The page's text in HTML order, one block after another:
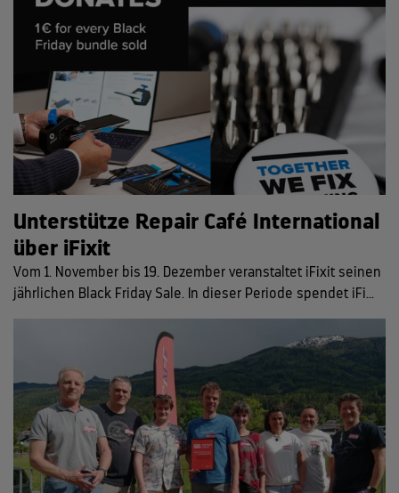
Unterstütze Repair Café International
über iFixit
Vom 1. November bis 19. Dezember veranstaltet iFixit seinen
jährlichen Black Friday Sale. In dieser Periode spendet iFi...